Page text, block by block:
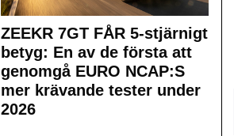
ZEEKR 7GT FÅR 5-stjärnigt
betyg: En av de första att
genomgå EURO NCAP:S
mer krävande tester under
2026